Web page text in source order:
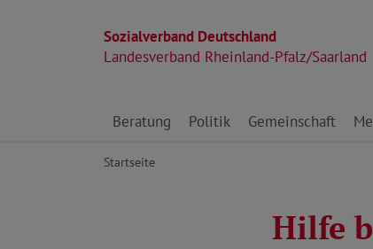
Sozialverband Deutschland
Landesverband Rheinland-Pfalz/Saarland
Direkt zu den Inhalten springen
Beratung Politik Gemeinschaft
Startseite
Hilfe